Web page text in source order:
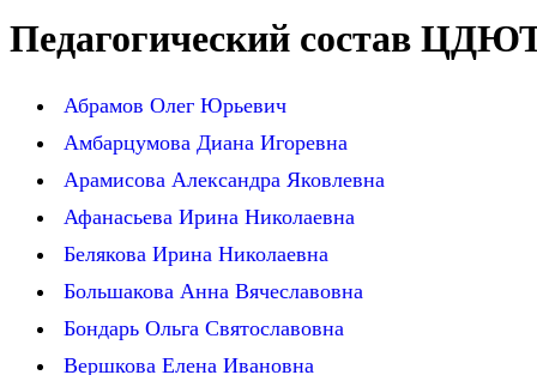
Педагогический состав
Абрамов Олег Юрьевич
Амбарцумова Диана Игоревна
Арамисова Александра Яковлевна
Афанасьева Ирина Николаевна
Белякова Ирина Николаевна
Большакова Анна Вячеславовна
Бондарь Ольга Святославовна
Вершкова Елена Ивановна